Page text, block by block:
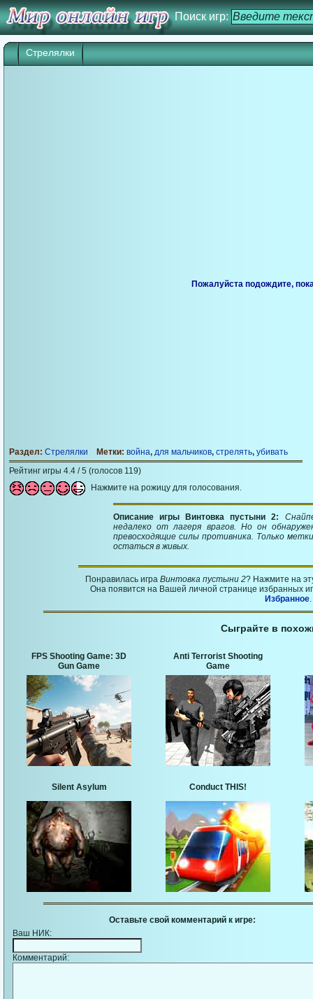
Поиск игр:
Стрелялки
Пожалуйста подождите,
Раздел: Стрелялки Метки: война, для мальчиков, стрелять, убивать
Рейтинг игры 4.4 / 5 (голосов 119)
Нажмите на рожицу для голосования.
Описание игры Винтовка пустыни 2:
недалеко от лагеря врагов. Но он
превосходящие силы противника. Только
остаться в живых.
Понравилась игра Винтовка пустыни 2? Нажмите на
Она появится на Вашей личной странице избранных
Избранное.
Сыграйте в
FPS Shooting Game: 3D
Gun Game
Anti Terrorist Shooting
Game
Silent Asylum Conduct THIS!
Оставьте свой комментарий к игре:
Ваш НИК:
Комментарий: